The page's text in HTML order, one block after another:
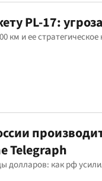
PL-17:
км и ее
Telegraph
долларов: как рф